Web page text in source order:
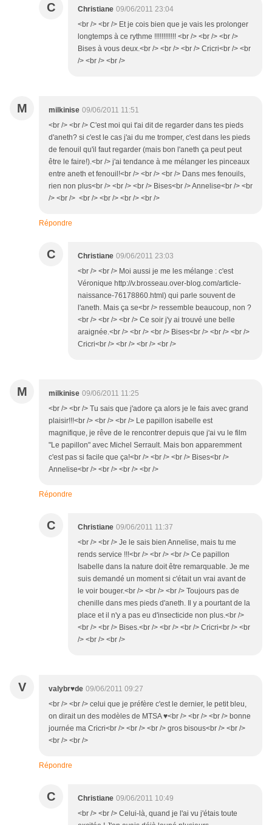
C Christiane 09/06/2011 23:04
<br /> <br /> Et je cois bien que je vais les prolonger
longtemps à ce rythme !!!!!!!!!!!! <br /> <br /> <br />
Bises à vous deux.<br /> <br /> <br /> Cricri<br /> <br
/> <br /> <br />
M milkinise 09/06/2011 11:51
<br /> <br /> C'est moi qui t'ai dit de regarder dans tes pieds
d'aneth? si c'est le cas j'ai du me tromper, c'est dans les pieds
de fenouil qu'il faut regarder (mais bon l'aneth ça peut peut
être le faire!).<br /> j'ai tendance à me mélanger les pinceaux
entre aneth et fenouil!<br /> <br /> <br /> Dans mes fenouils,
rien non plus<br /> <br /> <br /> Bises<br /> Annelise<br /> <br
/> <br /> <br /> <br /> <br /> <br />
Répondre
C Christiane 09/06/2011 23:03
<br /> <br /> Moi aussi je me les mélange : c'est
Véronique http://v.brosseau.over-blog.com/article-
naissance-76178860.html) qui parle souvent de
l'aneth. Mais ça se<br /> ressemble beaucoup, non ?
<br /> <br /> <br /> Ce soir j'y ai trouvé une belle
araignée.<br /> <br /> <br /> Bises<br /> <br /> <br />
Cricri<br /> <br /> <br /> <br />
M milkinise 09/06/2011 11:25
<br /> <br /> Tu sais que j'adore ça alors je le fais avec grand
plaisir!!!<br /> <br /> <br /> Le papillon isabelle est
magnifique, je rêve de le rencontrer depuis que j'ai vu le film
"Le papillon" avec Michel Serrault. Mais bon apparemment
c'est pas si facile que ça!<br /> <br /> <br /> Bises<br />
Annelise<br /> <br /> <br /> <br />
Répondre
C Christiane 09/06/2011 11:37
<br /> <br /> Je le sais bien Annelise, mais tu me
rends service !!!<br /> <br /> <br /> Ce papillon
Isabelle dans la nature doit être remarquable. Je me
suis demandé un moment si c'était un vrai avant de
le voir bouger.<br /> <br /> <br /> Toujours pas de
chenille dans mes pieds d'aneth. Il y a pourtant de la
place et il n'y a pas eu d'insecticide non plus.<br />
<br /> <br /> Bises.<br /> <br /> <br /> Cricri<br /> <br
/> <br /> <br />
V valybr♥de 09/06/2011 09:27
<br /> <br /> celui que je préfère c'est le dernier, le petit bleu,
on dirait un des modèles de MTSA ♥<br /> <br /> <br /> bonne
journée ma Cricri<br /> <br /> <br /> gros bisous<br /> <br />
<br /> <br />
Répondre
C Christiane 09/06/2011 10:49
<br /> <br /> Celui-là, quand je l'ai vu j'étais toute